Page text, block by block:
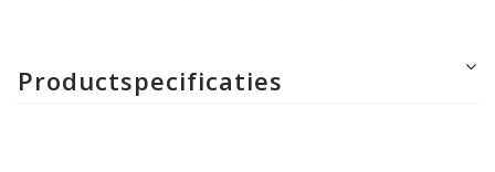
Productspecificaties